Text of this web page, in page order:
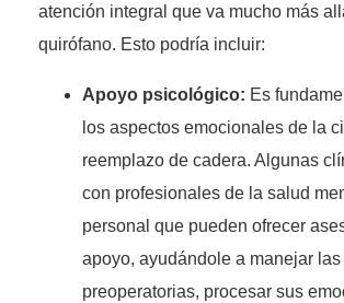
atención integral que va mucho más
quirófano. Esto podría incluir:
Apoyo psicológico: Es
los aspectos emocionales de la
reemplazo de cadera. Algunas
con profesionales de la salud
personal que pueden ofrecer
apoyo, ayudándole a manejar
preoperatorias, procesar sus